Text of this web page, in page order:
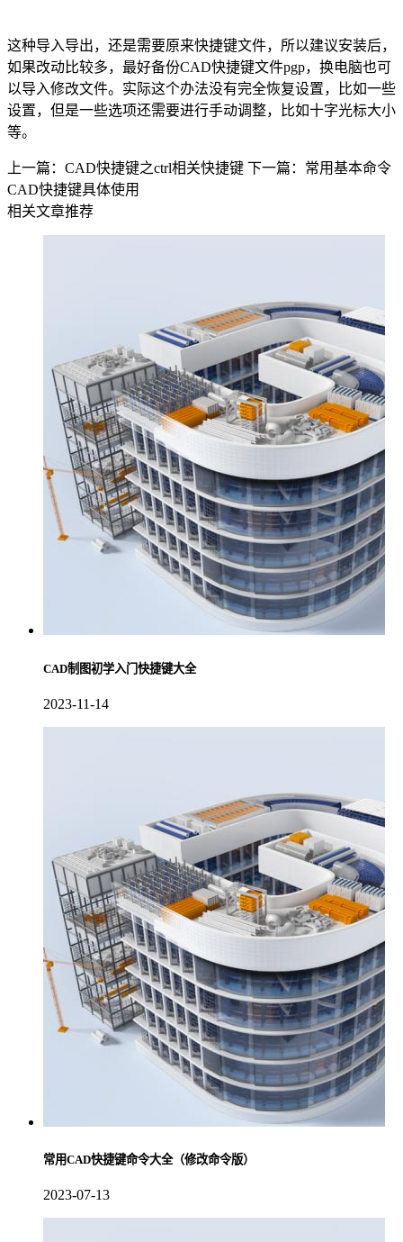
这种导入导出，还是需要原来快捷键文件，所以建议安装后，
如果改动比较多，最好备份CAD快捷键文件pgp，换电脑也可
以导入修改文件。实际这个办法没有完全恢复设置，比如一些
设置，但是一些选项还需要进行手动调整，比如十字光标大小
等。
上一篇：CAD快捷键之ctrl相关快捷键 下一篇：常用基本命令
CAD快捷键具体使用
相关文章推荐
CAD制图初学入门快捷键大全
2023-11-14
常用CAD快捷键命令大全（修改命令版）
2023-07-13